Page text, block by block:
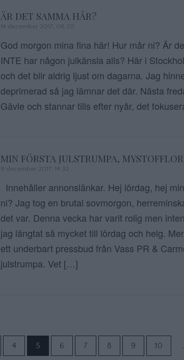
ÄR DET SAMMA HÅR?
14 december 2017, 08:20
God morgon mina fina här! Hur mår ni? Är
INTE har någon julkänsla alls? Här i
och det blir aldrig ljust om dagarna. Jag
deprimerad så jag lämnar det där. Nästa
Gävle och stannar tills efter nyår, det
MIN FÖRSTA JULSTRUMPA,
9 december 2017, 14:32
Innehåller annonslänkar. Hej lördag, hej
ni? Jag tog en brutal sovmorgon,
det var. Denna vecka har varit rolig men
jag längtat så mycket till lördag och helg.
ett underbart pressbud från Vass PR &
julstrumpa. Vet […]
4 5 6 7 8 9 10